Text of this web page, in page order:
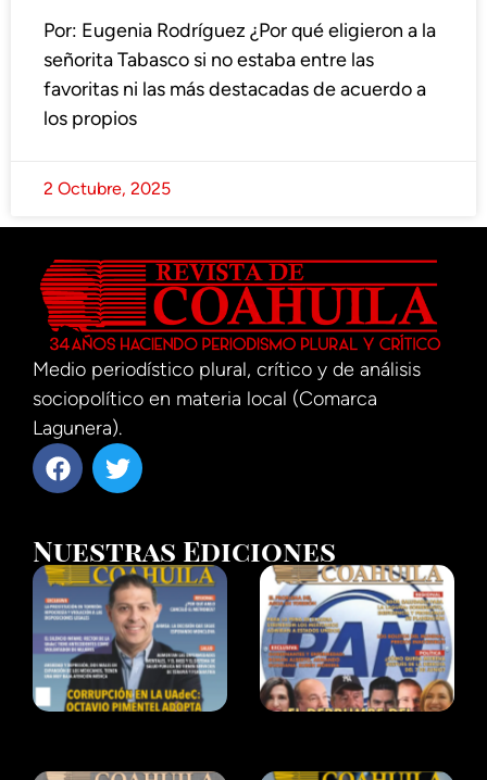
Por: Eugenia Rodríguez ¿Por qué eligieron a la
señorita Tabasco si no estaba entre las
favoritas ni las más destacadas de acuerdo a
los propios
2 Octubre, 2025
Medio periodístico plural, crítico y de análisis
sociopolítico en materia local (Comarca
Lagunera).
Nuestras Ediciones